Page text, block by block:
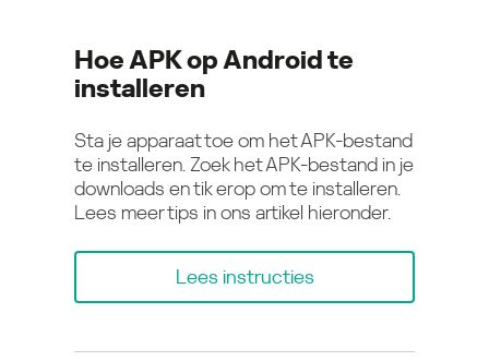
Hoe APK op Android te
installeren
Sta je apparaat toe om het APK-bestand
te installeren. Zoek het APK-bestand in je
downloads en tik erop om te installeren.
Lees meer tips in ons artikel hieronder.
Lees instructies